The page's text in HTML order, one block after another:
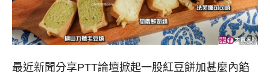
最近新聞分享PTT論壇掀起一股紅豆餅加甚麼內餡